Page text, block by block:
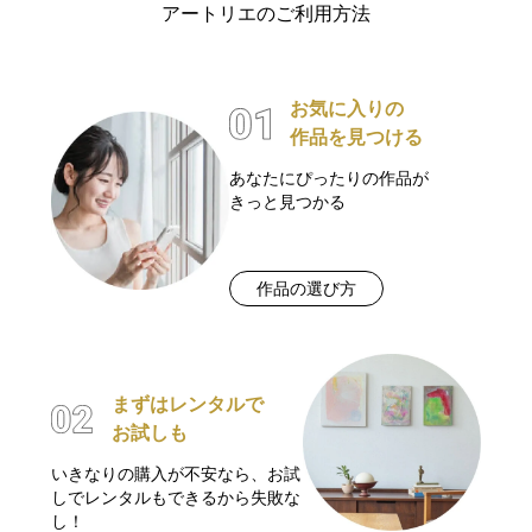
アートリエのご利用方法
お気に入りの
作品を見つける
あなたにぴったりの作品が
きっと見つかる
作品の選び方
まずはレンタルで
お試しも
いきなりの購入が不安なら、お試
しでレンタルもできるから失敗な
し！